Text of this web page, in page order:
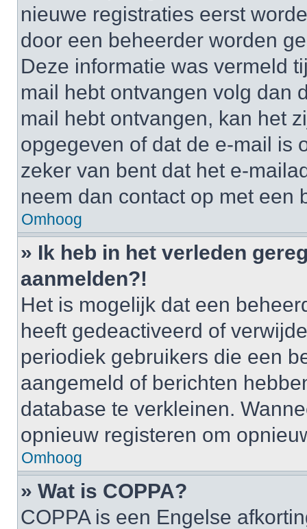
nieuwe registraties eerst
door een beheerder worden
Deze informatie was vermeld
mail hebt ontvangen volg dan
mail hebt ontvangen, kan het
opgegeven of dat de e-mail is
zeker van bent dat het e-
neem dan contact op met een
Omhoog
» Ik heb in het verleden
aanmelden?!
Het is mogelijk dat een
heeft gedeactiveerd of
periodiek gebruikers die een
aangemeld of berichten
database te verkleinen.
opnieuw registeren om
Omhoog
» Wat is COPPA?
COPPA is een Engelse